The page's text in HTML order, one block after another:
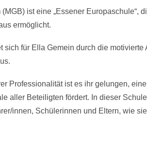
ist eine „Essener Europaschule“,
ermöglicht.
sich für Ella Gemein durch die motivierte
Professionalität ist es ihr gelungen,
aller Beteiligten fördert. In dieser
innen, Schülerinnen und Eltern, wie